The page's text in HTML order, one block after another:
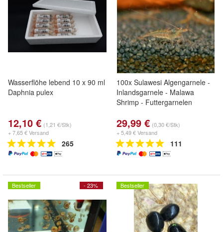
Wasserflöhe lebend 10 x 90 ml
Daphnia pulex
12,10 € (1,21 €/Stk)
+ 7,65 € Versand
265
100x Sulawesi Algengarnele -
Inlandsgarnele - Malawa
Shrimp - Futtergarnelen
29,99 € (0,30 €/Stk)
+ 5,49 € Versand
111
- 23%
Bestseller Bestseller